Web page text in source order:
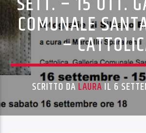
COMUNALE
–
SCRITTO DA LAURA IL 6